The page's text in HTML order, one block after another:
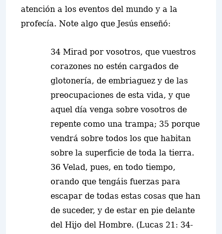
atención a los eventos del mundo y a la
profecía. Note algo que Jesús enseñó:
34 Mirad por vosotros, que vuestros
corazones no estén cargados de
glotonería, de embriaguez y de las
preocupaciones de esta vida, y que
aquel día venga sobre vosotros de
repente como una trampa; 35 porque
vendrá sobre todos los que habitan
sobre la superficie de toda la tierra.
36 Velad, pues, en todo tiempo,
orando que tengáis fuerzas para
escapar de todas estas cosas que han
de suceder, y de estar en pie delante
del Hijo del Hombre. (Lucas 21: 34-